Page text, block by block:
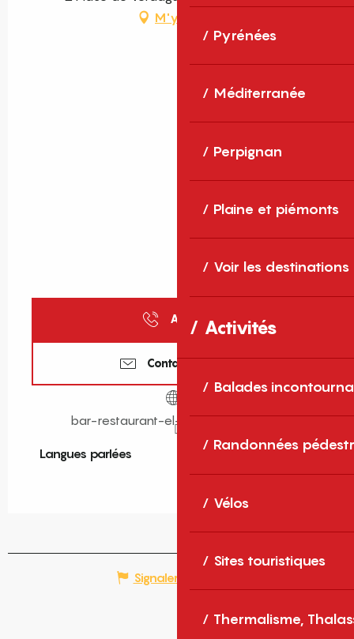
Pyrénées
Méditerranée
Perpignan
Plaine et piémonts
Voir les destinations
Activités
Balades
Randonnées
Vélos
Sites touristiques
Thermalisme,
M'y rendre
Appeler
Contactez-nous
bar-restaurant-el-taller.weebly.com
Langues parlées
Langues parlées
Signaler une erreur